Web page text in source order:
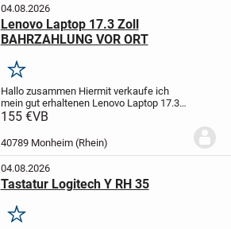
04.08.2026
Lenovo Laptop 17.3 Zoll
BAHRZAHLUNG VOR ORT
Merken
Hallo zusammen Hiermit verkaufe ich
mein gut erhaltenen Lenovo Laptop 17.3
Zoll der Laptop ist in einem guten Zustand
ein ein gebauten dvd CD Player wo
155 €VB
40789 Monheim (Rhein)
04.08.2026
Tastatur Logitech Y RH 35
Merken